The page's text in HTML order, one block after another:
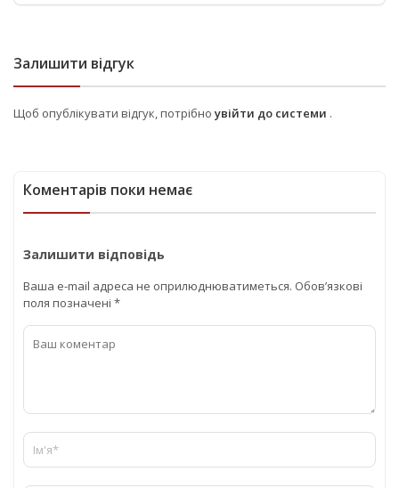
Залишити відгук
Щоб опублікувати відгук, потрібно увійти до системи .
Коментарів поки немає
Залишити відповідь
Ваша e-mail адреса не оприлюднюватиметься. Обов’язкові
поля позначені *